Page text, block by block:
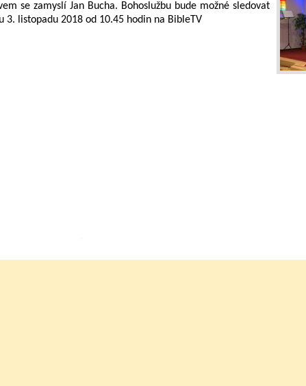
se zamyslí Jan Bucha. Bohoslužbu bude možné sledovat
3. listopadu 2018 od 10.45 hodin na BibleTV